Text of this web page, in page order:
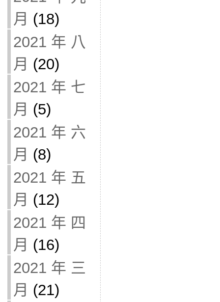
月 (18)
2021 年 八
月 (20)
2021 年 七
月 (5)
2021 年 六
月 (8)
2021 年 五
月 (12)
2021 年 四
月 (16)
2021 年 三
月 (21)